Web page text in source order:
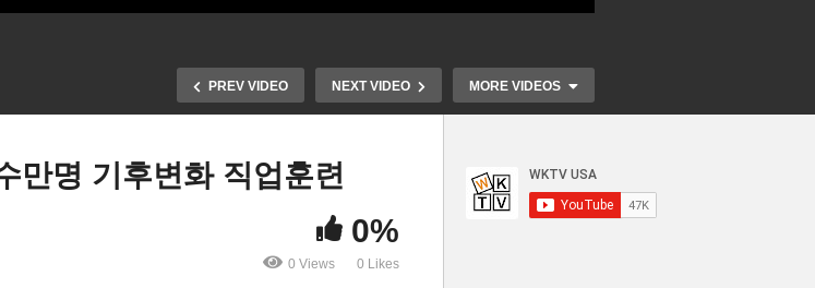
PREV VIDEO NEXT VIDEO MORE VIDEOS
미국 돌연변이 30개 많은 BA
만명 기후변화 직업훈련
0%
0 Views 0 Likes